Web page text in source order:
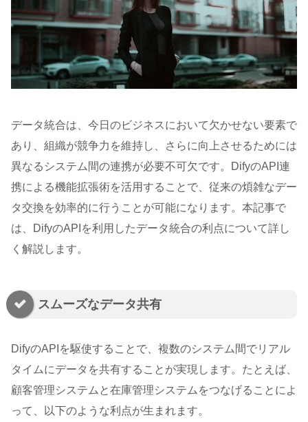
データ統合は、今日のビジネスにおいて欠かせない要素で
あり、組織が競争力を維持し、さらに向上させるためには
異なるシステム間の連携が必要不可欠です。DifyのAPI連
携による機能拡張術を活用することで、従来の煩雑なデー
タ交換を効率的に行うことが可能になります。本記事で
は、DifyのAPIを利用したデータ統合の利点について詳し
く解説します。
スムーズなデータ共有
DifyのAPIを駆使することで、複数のシステム間でリアル
タイムにデータを共有することが実現します。たとえば、
顧客管理システムと在庫管理システムをつなげることによ
って、以下のような利点が生まれます。